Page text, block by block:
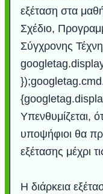
εξέταση στα
Σχέδιο,
Σύγχρονης
Υπενθυμίζεται,
υποψήφιοι θα
εξέτασης μέχρι
Η διάρκεια